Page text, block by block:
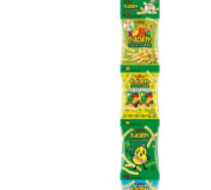
インフォメーション